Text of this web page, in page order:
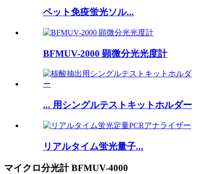
ペット免疫蛍光ソル...
BFMUV-2000 顕微分光光度計
... 用シングルテストキットホルダー
リアルタイム蛍光量子...
マイクロ分光計 BFMUV-4000